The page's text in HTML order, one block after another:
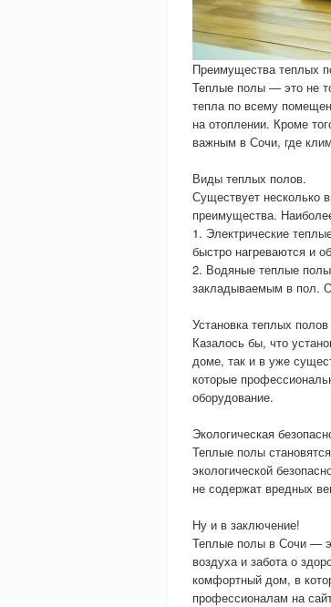
Преимущества теплых
Теплые полы — это не
тепла по всему
на отоплении. Кроме
важным в Сочи, где
Виды теплых полов.
Существует несколько
преимущества.
1. Электрические
быстро нагреваются и
2. Водяные теплые
закладываемым в пол.
Установка теплых
Казалось бы, что
доме, так и в уже
которые
оборудование.
Экологическая
Теплые полы
экологической
не содержат вредных
Ну и в заключение!
Теплые полы в Сочи —
воздуха и забота о
комфортный дом, в
профессионалам на